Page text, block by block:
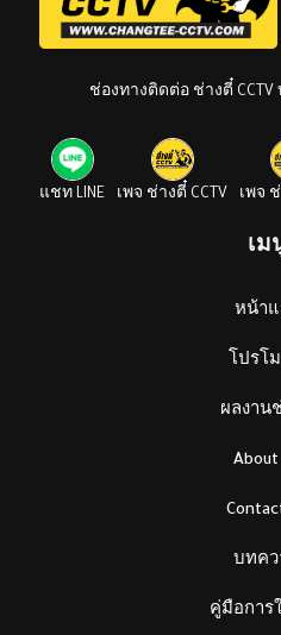
ช่องทางติดต่อ ช่างตี๋ CCTV
แชท LINE เพจ ช่างตี๋ CCTV เพจ
เม
หน้าแ
โปรโ
ผลงาน
About
บทคว
คู่มือการ